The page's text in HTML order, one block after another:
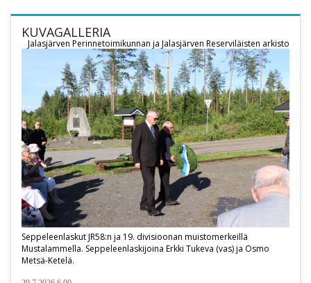
KUVAGALLERIA
Seppeleenlaskut JR58:n ja 19. divisioonan muistomerkeillä
Mustalammella. Seppeleenlaskijoina Erkki Tukeva (vas) ja Osmo
Metsä-Ketelä.
Jalasjärven Perinnetoimikunnan ja Jalasjärven Reserviläisten arkisto